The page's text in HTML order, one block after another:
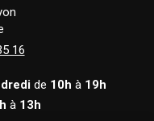
16
de 10h à 19h
à 13h